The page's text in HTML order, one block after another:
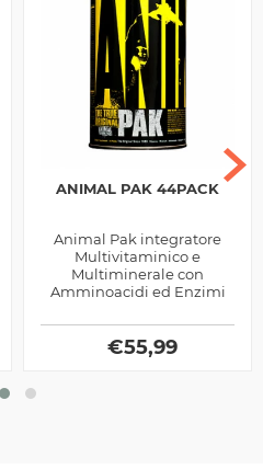
ANIMAL PAK 44PACK
Animal Pak integratore
Multivitaminico e
Multiminerale con
Amminoacidi ed Enzimi
Universal Nutrition, ottimo
per chi pratica sport
€55,99